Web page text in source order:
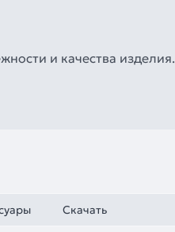
и качества изделия.
Скачать